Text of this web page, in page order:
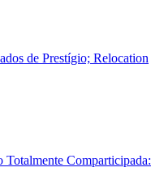
de Prestígio; Relocation
Totalmente Comparticipada: